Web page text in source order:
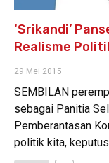
‘Srikandi’
Realisme
29 Mei 2015
SEMBILAN
sebagai Panitia
Pemberantasan
politik kita,